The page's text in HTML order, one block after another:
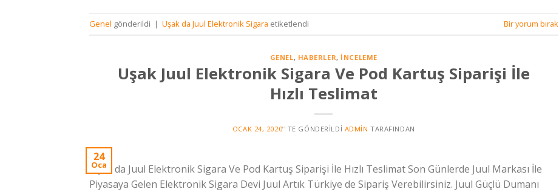
Genel gönderildi | Uşak da Juul Elektronik Sigara etiketlendi Bir yorum bırak
GENEL, HABERLER, İNCELEME
Uşak Juul Elektronik Sigara Ve Pod Kartuş Siparişi İle
Hızlı Teslimat
OCAK 24, 2020’' TE GÖNDERILDI ADMIN TARAFINDAN
24
Oca
Uşak da Juul Elektronik Sigara Ve Pod Kartuş Siparişi İle Hızlı Teslimat Son Günlerde Juul Markası İle
Piyasaya Gelen Elektronik Sigara Devi Juul Artık Türkiye de Sipariş Verebilirsiniz. Juul Güçlü Dumanı